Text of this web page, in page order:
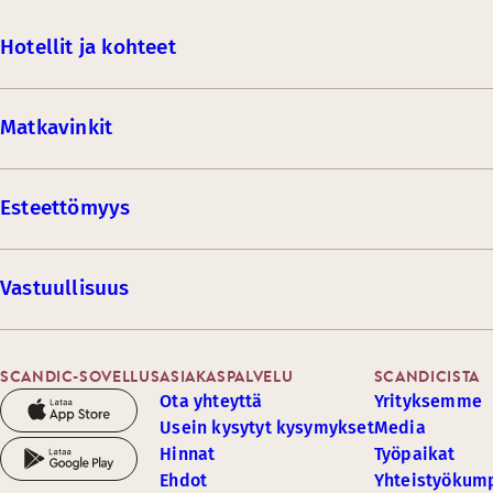
Hotellit ja kohteet
Matkavinkit
Esteettömyys
Vastuullisuus
SCANDIC-SOVELLUSASIAKASPALVELU
Ota yhteyttä
Usein kysytyt kysymykset
Hinnat
Ehdot
SCANDICISTA
Yrityksemme
Media
Työpaikat